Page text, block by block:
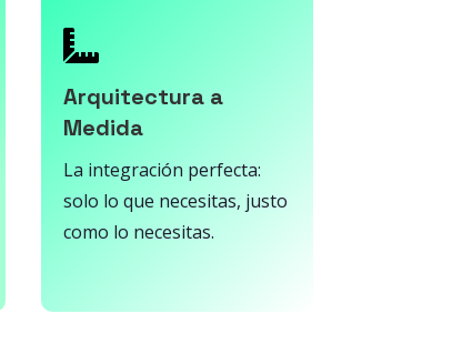

Arquitectura a
Medida
La integración perfecta:
solo lo que necesitas, justo
como lo necesitas.